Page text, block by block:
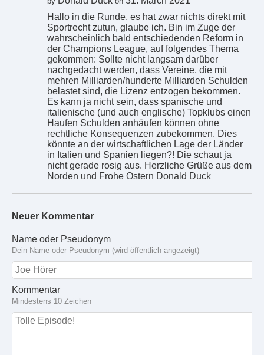
Hallo in die Runde, es hat zwar nichts direkt mit
Sportrecht zutun, glaube ich. Bin im Zuge der
wahrscheinlich bald entschiedenden Reform in
der Champions League, auf folgendes Thema
gekommen: Sollte nicht langsam darüber
nachgedacht werden, dass Vereine, die mit
mehren Milliarden/hunderte Milliarden Schulden
belastet sind, die Lizenz entzogen bekommen.
Es kann ja nicht sein, dass spanische und
italienische (und auch englische) Topklubs einen
Haufen Schulden anhäufen können ohne
rechtliche Konsequenzen zubekommen. Dies
könnte an der wirtschaftlichen Lage der Länder
in Italien und Spanien liegen?! Die schaut ja
nicht gerade rosig aus. Herzliche Grüße aus dem
Norden und Frohe Ostern Donald Duck
Neuer Kommentar
Name oder Pseudonym
Dein Name oder Pseudonym (wird öffentlich angezeigt)
Kommentar
Mindestens 10 Zeichen